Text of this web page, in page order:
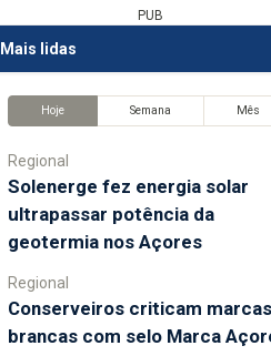
PUB
Mais lidas
Hoje Semana Mês
Regional
Solenerge fez energia solar
ultrapassar potência da
geotermia nos Açores
Regional
Conserveiros criticam marcas
brancas com selo Marca